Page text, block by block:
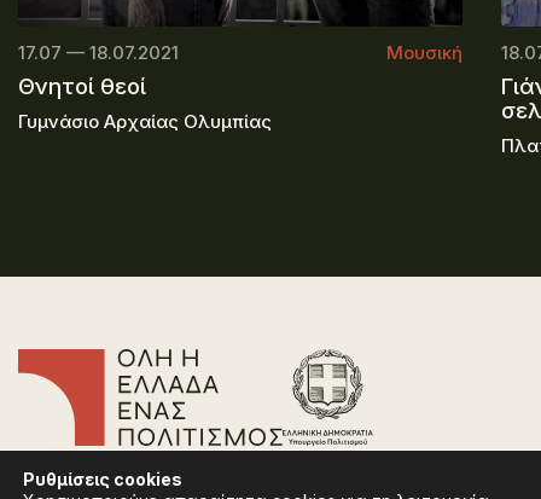
17.07 — 18.07.2021 Μουσική
Θνητοί θεοί
Γυμνάσιο Αρχαίας Ολυμπίας
Συχνές Ερωτήσεις
Ρυθμίσεις cookies